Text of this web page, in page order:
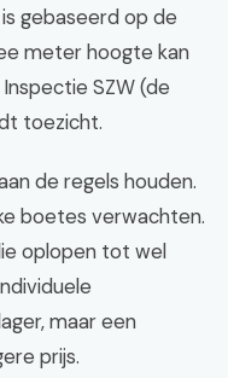
gebaseerd op de
meter hoogte kan
SZW (de
toezicht.
de regels houden.
boetes verwachten.
oplopen tot wel
maar een
prijs.